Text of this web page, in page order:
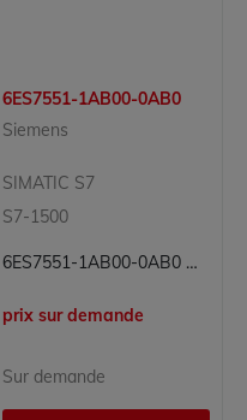
6ES7551-1AB00-0AB0
Siemens
SIMATIC S7
S7-1500
6ES7551-1AB00-0AB0 Module de comptage Simatic S7 Siemens
prix sur demande
Sur demande